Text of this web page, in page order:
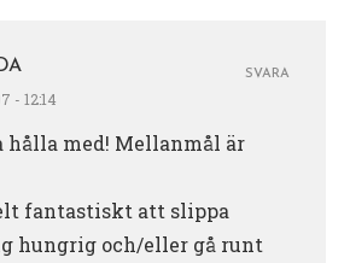
- 12:14
hålla med! Mellanmål är
fantastiskt att slippa
hungrig och/eller gå runt
SVARA